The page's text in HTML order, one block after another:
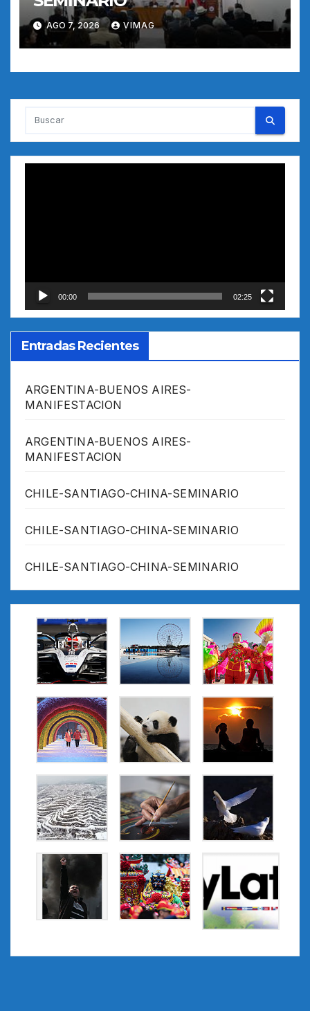
AGO 7, 2026 VIMAG
00:00 02:25
Entradas Recientes
ARGENTINA-BUENOS AIRES-
MANIFESTACION
ARGENTINA-BUENOS AIRES-
MANIFESTACION
CHILE-SANTIAGO-CHINA-SEMINARIO
CHILE-SANTIAGO-CHINA-SEMINARIO
CHILE-SANTIAGO-CHINA-SEMINARIO